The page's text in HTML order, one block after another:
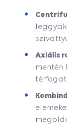
Axiális
mentén